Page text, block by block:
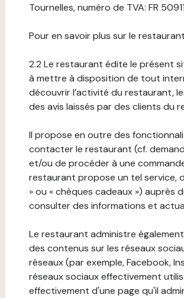
Tournelles, numéro de TVA: FR
Pour en savoir plus sur le
2.2 Le restaurant édite le présent
à mettre à disposition de tout
découvrir l’activité du restaurant,
des avis laissés par des clients du
Il propose en outre des
contacter le restaurant (cf.
et/ou de procéder à une
restaurant propose un tel service,
» ou « chèques cadeaux »)
consulter des informations et
Le restaurant administre
des contenus sur les réseaux
réseaux (par exemple, Facebook,
réseaux sociaux effectivement
effectivement d'une page qu'il